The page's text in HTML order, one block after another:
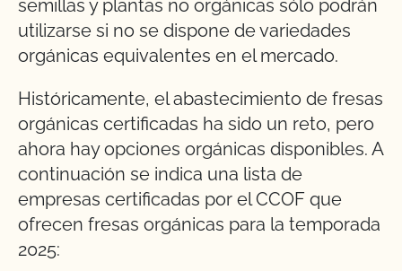
semillas y plantas no orgánicas sólo podrán
utilizarse si no se dispone de variedades
orgánicas equivalentes en el mercado.
Históricamente, el abastecimiento de fresas
orgánicas certificadas ha sido un reto, pero
ahora hay opciones orgánicas disponibles. A
continuación se indica una lista de
empresas certificadas por el CCOF que
ofrecen fresas orgánicas para la temporada
2025: